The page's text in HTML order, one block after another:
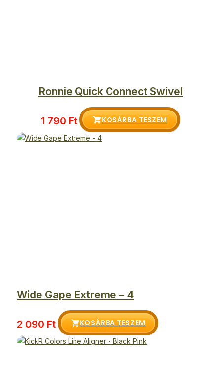
Ronnie Quick Connect Swivel
1 790 Ft KOSÁRBA TESZEM
Wide Gape Extreme – 4
2 090 Ft KOSÁRBA TESZEM